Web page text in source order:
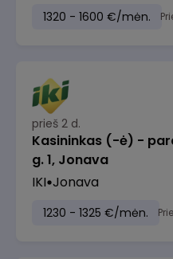
1320 - 1600 €/mėn.
prieš 2 d.
Kasininkas (-ė) -
g. 1, Jonava
IKI Jonava
1230 - 1325 €/mėn.